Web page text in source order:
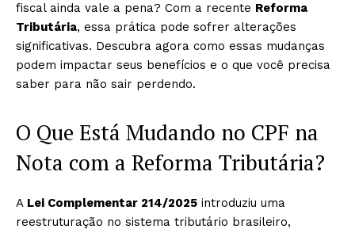
fiscal ainda vale a pena? Com a recente Reforma
Tributária, essa prática pode sofrer alterações
significativas. Descubra agora como essas mudanças
podem impactar seus benefícios e o que você precisa
saber para não sair perdendo.
O Que Está Mudando no CPF na
Nota com a Reforma Tributária?
A Lei Complementar 214/2025 introduziu uma
reestruturação no sistema tributário brasileiro,